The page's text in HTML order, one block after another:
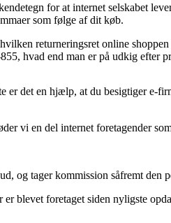
for at internet selskabet
som følge af dit køb.
returneringsret online shoppen
hvad end man er på udkig efter
er det en hjælp, at du besigtiger e-
vi en del internet foretagender
og tager kommission såfremt den
blevet foretaget siden nyligste